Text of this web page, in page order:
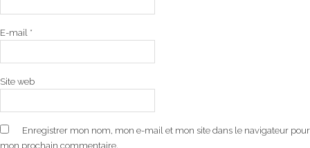
E-mail *
Site web
Enregistrer mon nom, mon e-mail et mon site dans le navigateur pour
mon prochain commentaire.